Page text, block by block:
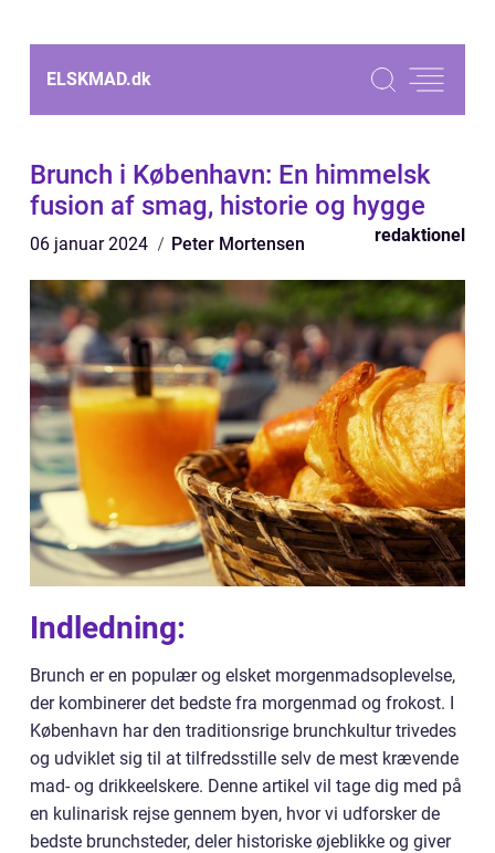
ELSKMAD.dk
Brunch i København: En himmelsk
fusion af smag, historie og hygge
06 januar 2024 Peter Mortensen redaktionel
Indledning:
Brunch er en populær og elsket morgenmadsoplevelse,
der kombinerer det bedste fra morgenmad og frokost. I
København har den traditionsrige brunchkultur trivedes
og udviklet sig til at tilfredsstille selv de mest krævende
mad- og drikkeelskere. Denne artikel vil tage dig med på
en kulinarisk rejse gennem byen, hvor vi udforsker de
bedste brunchsteder, deler historiske øjeblikke og giver